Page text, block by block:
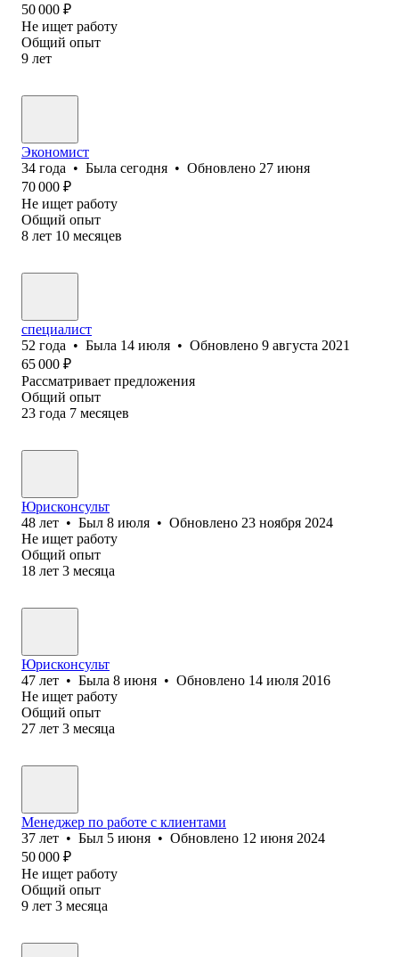
50 000 ₽
Не ищет работу
Общий опыт
9 лет
Экономист
34 года • Была сегодня • Обновлено 27 июня
70 000 ₽
Не ищет работу
Общий опыт
8 лет 10 месяцев
специалист
52 года • Была 14 июля • Обновлено 9 августа 2021
65 000 ₽
Рассматривает предложения
Общий опыт
23 года 7 месяцев
Юрисконсульт
48 лет • Был 8 июля • Обновлено 23 ноября 2024
Не ищет работу
Общий опыт
18 лет 3 месяца
Юрисконсульт
47 лет • Была 8 июня • Обновлено 14 июля 2016
Не ищет работу
Общий опыт
27 лет 3 месяца
Менеджер по работе с клиентами
37 лет • Был 5 июня • Обновлено 12 июня 2024
50 000 ₽
Не ищет работу
Общий опыт
9 лет 3 месяца